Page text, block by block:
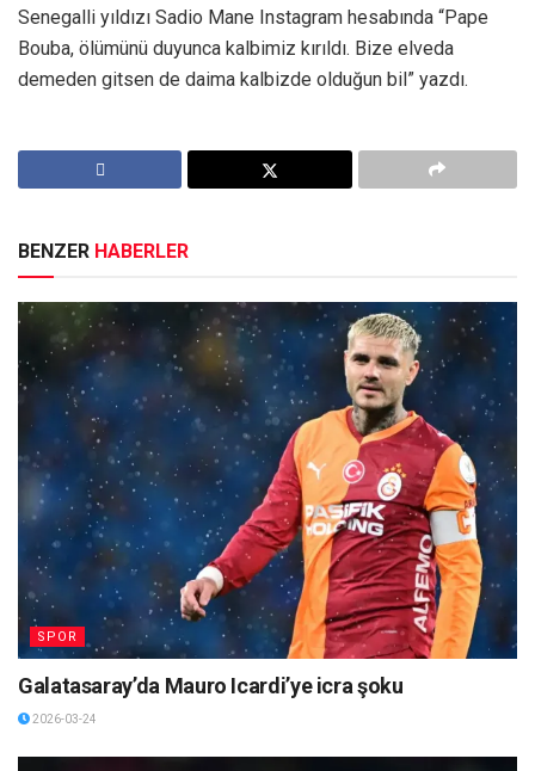
Senegalli yıldızı Sadio Mane Instagram hesabında “Pape
Bouba, ölümünü duyunca kalbimiz kırıldı. Bize elveda
demeden gitsen de daima kalbizde olduğun bil” yazdı.
BENZER HABERLER
SPOR
Galatasaray’da Mauro Icardi’ye icra şoku
2026-03-24